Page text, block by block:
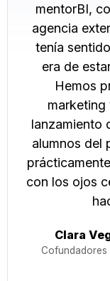
mentorBI,
agencia
tenía
era de
Hemos
marketing
lanzamiento
alumnos del
con los ojos
Clara
Cofundadores